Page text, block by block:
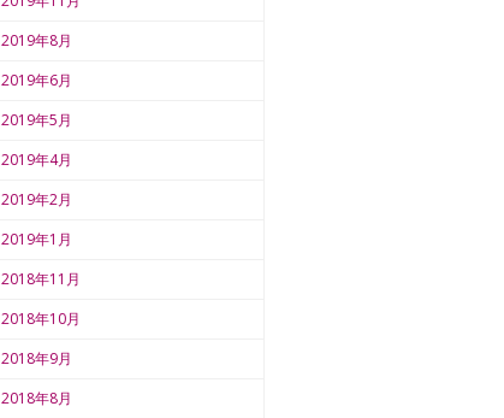
2019年8月
2019年6月
2019年5月
2019年4月
2019年2月
2019年1月
2018年11月
2018年10月
2018年9月
2018年8月